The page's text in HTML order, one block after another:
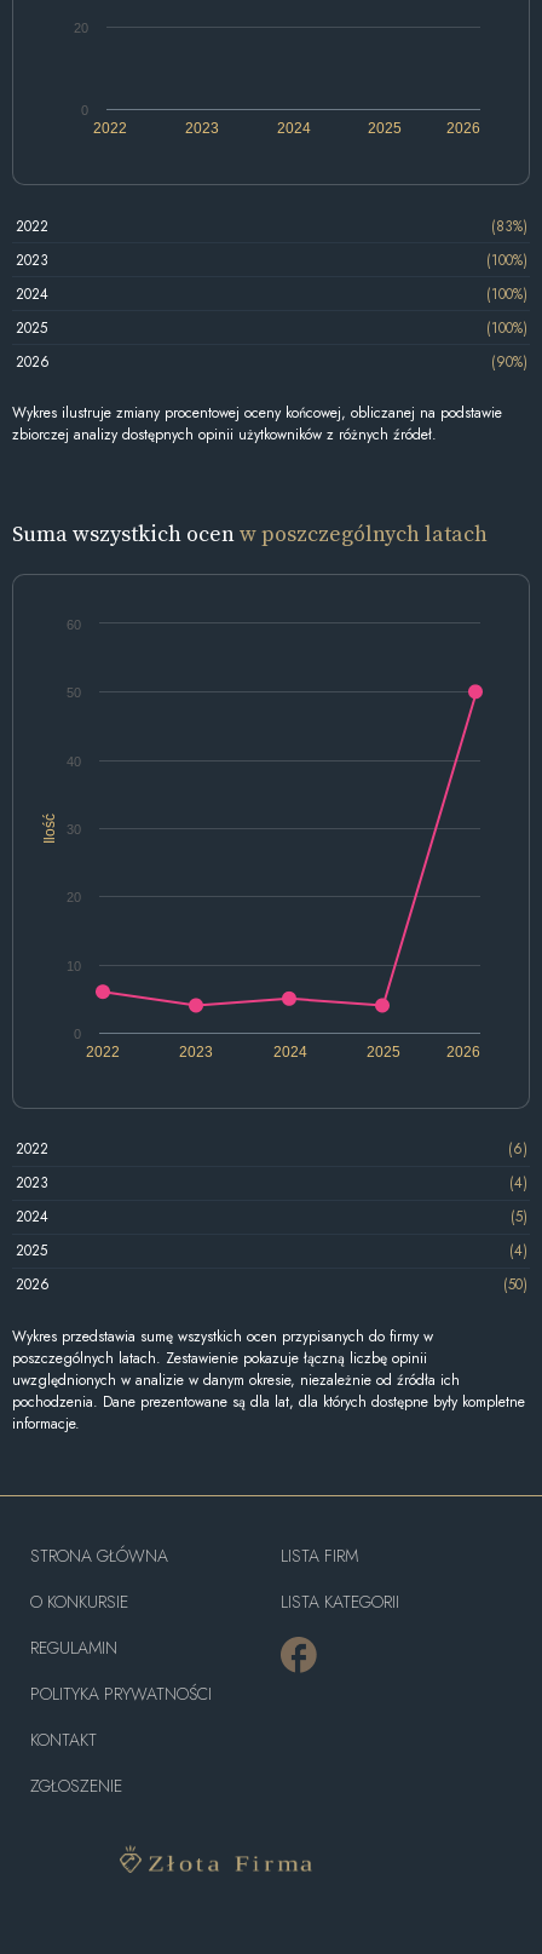
2022 2024 2026
2023 2025
0
20
2022
(83%)
2023
(100%)
2024
(100%)
2025
(100%)
2026
(90%)
Wykres ilustruje zmiany procentowej oceny końcowej, obliczanej na podstawie
zbiorczej analizy dostępnych opinii użytkowników z różnych źródeł.
Suma wszystkich ocenw poszczególnych latach
Ilość
2022 2024 2026
2023 2025
0
10
20
30
40
50
60
2022
(6)
2023
(4)
2024
(5)
2025
(4)
2026
(50)
Wykres przedstawia sumę wszystkich ocen przypisanych do firmy w
poszczególnych latach. Zestawienie pokazuje łączną liczbę opinii
uwzględnionych w analizie w danym okresie, niezależnie od źródła ich
pochodzenia. Dane prezentowane są dla lat, dla których dostępne były kompletne
informacje.
STRONA GŁÓWNA
O KONKURSIE
REGULAMIN
POLITYKA PRYWATNOŚCI
KONTAKT
ZGŁOSZENIE
LISTA FIRM
LISTA KATEGORII